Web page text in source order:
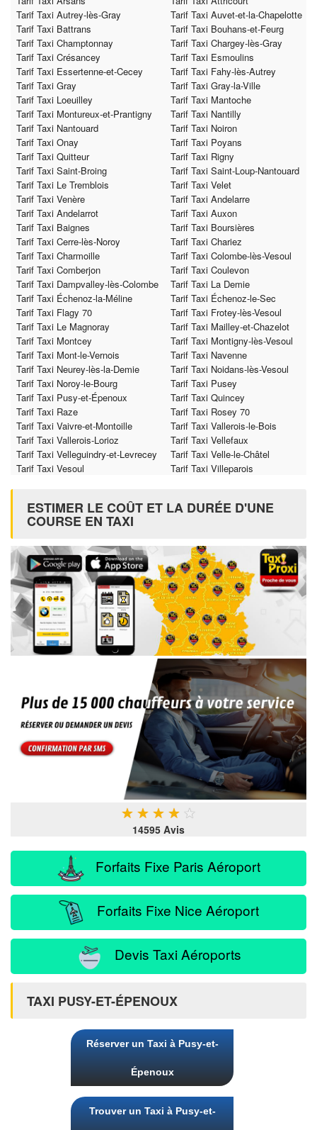
Tarif Taxi Autrey-lès-Gray
Tarif Taxi Auvet-et-la-Chapelotte
Tarif Taxi Battrans
Tarif Taxi Bouhans-et-Feurg
Tarif Taxi Champtonnay
Tarif Taxi Chargey-lès-Gray
Tarif Taxi Crésancey
Tarif Taxi Esmoulins
Tarif Taxi Essertenne-et-Cecey
Tarif Taxi Fahy-lès-Autrey
Tarif Taxi Gray
Tarif Taxi Gray-la-Ville
Tarif Taxi Loeuilley
Tarif Taxi Mantoche
Tarif Taxi Montureux-et-Prantigny
Tarif Taxi Nantilly
Tarif Taxi Nantouard
Tarif Taxi Noiron
Tarif Taxi Onay
Tarif Taxi Poyans
Tarif Taxi Quitteur
Tarif Taxi Rigny
Tarif Taxi Saint-Broing
Tarif Taxi Saint-Loup-Nantouard
Tarif Taxi Le Tremblois
Tarif Taxi Velet
Tarif Taxi Venère
Tarif Taxi Andelarre
Tarif Taxi Andelarrot
Tarif Taxi Auxon
Tarif Taxi Baignes
Tarif Taxi Boursières
Tarif Taxi Cerre-lès-Noroy
Tarif Taxi Chariez
Tarif Taxi Charmoille
Tarif Taxi Colombe-lès-Vesoul
Tarif Taxi Comberjon
Tarif Taxi Coulevon
Tarif Taxi Dampvalley-lès-Colombe
Tarif Taxi La Demie
Tarif Taxi Échenoz-la-Méline
Tarif Taxi Échenoz-le-Sec
Tarif Taxi Flagy 70
Tarif Taxi Frotey-lès-Vesoul
Tarif Taxi Le Magnoray
Tarif Taxi Mailley-et-Chazelot
Tarif Taxi Montcey
Tarif Taxi Montigny-lès-Vesoul
Tarif Taxi Mont-le-Vernois
Tarif Taxi Navenne
Tarif Taxi Neurey-lès-la-Demie
Tarif Taxi Noidans-lès-Vesoul
Tarif Taxi Noroy-le-Bourg
Tarif Taxi Pusey
Tarif Taxi Pusy-et-Épenoux
Tarif Taxi Quincey
Tarif Taxi Raze
Tarif Taxi Rosey 70
Tarif Taxi Vaivre-et-Montoille
Tarif Taxi Vallerois-le-Bois
Tarif Taxi Vallerois-Lorioz
Tarif Taxi Vellefaux
Tarif Taxi Velleguindry-et-Levrecey
Tarif Taxi Velle-le-Châtel
Tarif Taxi Vesoul
Tarif Taxi Villeparois
ESTIMER LE COÛT ET LA DURÉE D'UNE
COURSE EN TAXI
★ ★ ★ ★ ★
14595 Avis
Forfaits Fixe Paris Aéroport
Forfaits Fixe Nice Aéroport
Devis Taxi Aéroports
TAXI PUSY-ET-ÉPENOUX
Réserver un Taxi à Pusy-et-
Épenoux
Trouver un Taxi à Pusy-et-